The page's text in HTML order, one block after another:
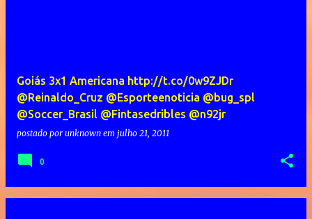
Goiás 3x1 Americana http://t.co/0w9ZJDr
@Reinaldo_Cruz @Esporteenoticia @bug_spl
@Soccer_Brasil @Fintasedribles @n92jr
postado por unknown em julho 21, 2011
0